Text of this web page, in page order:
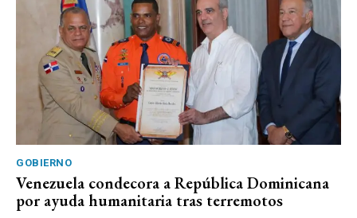
GOBIERNO
Venezuela condecora a República Dominicana
por ayuda humanitaria tras terremotos